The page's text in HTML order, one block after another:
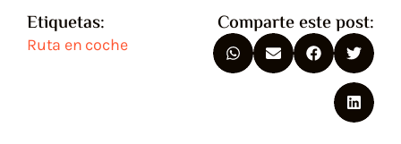
Etiquetas:
Ruta en coche
Comparte este post: